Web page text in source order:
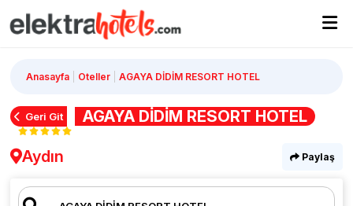
Anasayfa Oteller AGAYA DİDİM RESORT HOTEL
Geri Git AGAYA DİDİM RESORT HOTEL
Aydın Paylaş